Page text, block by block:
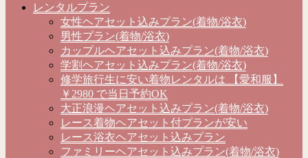
レンタルプラン
女性ヘアセット込みプラン(着物/浴衣)
男性プラン(着物/浴衣)
カップルヘアセット込みプラン(着物/浴衣)
学割ヘアセット込みプラン(着物/浴衣)
修学旅行生に安い着物レンタルは 【愛和服】
￥2980 で当日予約OK
大正浪漫ヘアセット込みプラン(着物/浴衣)
レース着物ヘアセット付プランが安い
レース浴衣ヘアセット込みプラン
ファミリーヘアセット込みプラン(着物/浴衣)